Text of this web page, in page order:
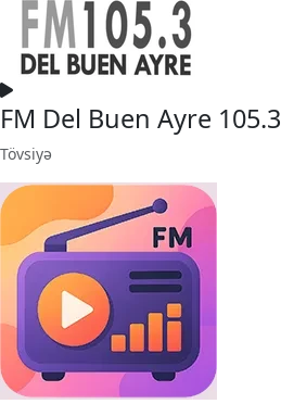
FM Del Buen Ayre 105.3
Tövsiyə